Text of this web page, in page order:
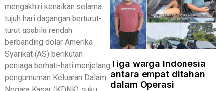
mengakhiri kenaikan selama
tujuh hari dagangan berturut-
turut apabila rendah
berbanding dolar Amerika
Syarikat (AS) berikutan
peniaga berhati-hati menjelang
pengumuman Keluaran Dalam
Tiga warga Indonesia
antara empat ditahan
dalam Operasi